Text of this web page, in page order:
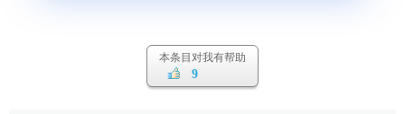
还发表过有关汇率稳定性与灵活性以及有关
1937年他为国联所撰关于商业循环
本条目对我有帮助
9